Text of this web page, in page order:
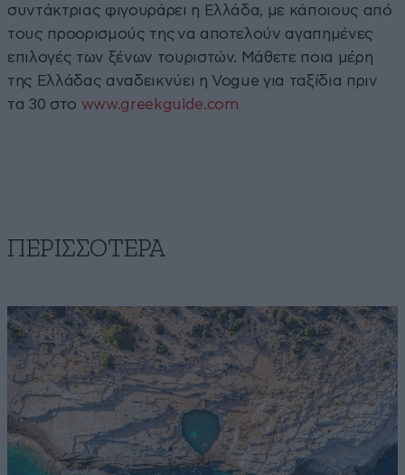
συντάκτριας φιγουράρει η Ελλάδα, με κάποιους από
τους προορισμούς της να αποτελούν αγαπημένες
επιλογές των ξένων τουριστών. Μάθετε ποια μέρη
της Ελλάδας αναδεικνύει η Vogue για ταξίδια πριν
τα 30 στο www.greekguide.com
ΠΕΡΙΣΣΟΤΕΡΑ